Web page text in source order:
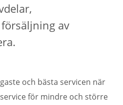
av
och bästa servicen när
för mindre och större